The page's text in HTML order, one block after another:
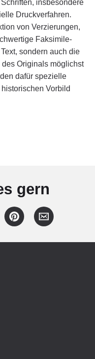
insbesondere
Druckverfahren.
von Verzierungen,
Faksimile-
sondern auch die
Originals möglichst
dafür spezielle
Vorbild
gern